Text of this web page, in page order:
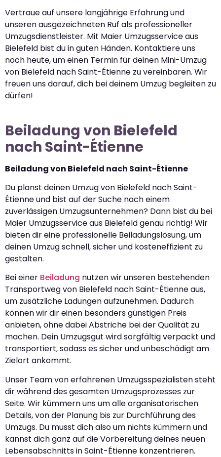
Vertraue auf unsere langjährige Erfahrung und
unseren ausgezeichneten Ruf als professioneller
Umzugsdienstleister. Mit Maier Umzugsservice aus
Bielefeld bist du in guten Händen. Kontaktiere uns
noch heute, um einen Termin für deinen Mini-Umzug
von Bielefeld nach Saint-Étienne zu vereinbaren. Wir
freuen uns darauf, dich bei deinem Umzug begleiten zu
dürfen!
Beiladung von Bielefeld
nach Saint-Étienne
Beiladung von Bielefeld nach Saint-Étienne
Du planst deinen Umzug von Bielefeld nach Saint-
Étienne und bist auf der Suche nach einem
zuverlässigen Umzugsunternehmen? Dann bist du bei
Maier Umzugsservice aus Bielefeld genau richtig! Wir
bieten dir eine professionelle Beiladungslösung, um
deinen Umzug schnell, sicher und kosteneffizient zu
gestalten.
Bei einer Beiladung nutzen wir unseren bestehenden
Transportweg von Bielefeld nach Saint-Étienne aus,
um zusätzliche Ladungen aufzunehmen. Dadurch
können wir dir einen besonders günstigen Preis
anbieten, ohne dabei Abstriche bei der Qualität zu
machen. Dein Umzugsgut wird sorgfältig verpackt und
transportiert, sodass es sicher und unbeschädigt am
Zielort ankommt.
Unser Team von erfahrenen Umzugsspezialisten steht
dir während des gesamten Umzugsprozesses zur
Seite. Wir kümmern uns um alle organisatorischen
Details, von der Planung bis zur Durchführung des
Umzugs. Du musst dich also um nichts kümmern und
kannst dich ganz auf die Vorbereitung deines neuen
Lebensabschnitts in Saint-Étienne konzentrieren.